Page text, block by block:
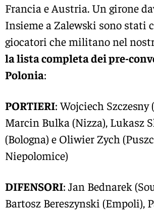
Francia e Austria. Un girone
Insieme a Zalewski sono stati
giocatori che militano nel
la lista completa dei pre-
Polonia:
PORTIERI: Wojciech Szczesny
Marcin Bulka (Nizza), Lukasz
(Bologna) e Oliwier Zych
Niepolomice)
DIFENSORI: Jan Bednarek
Bartosz Bereszynski (Empoli),